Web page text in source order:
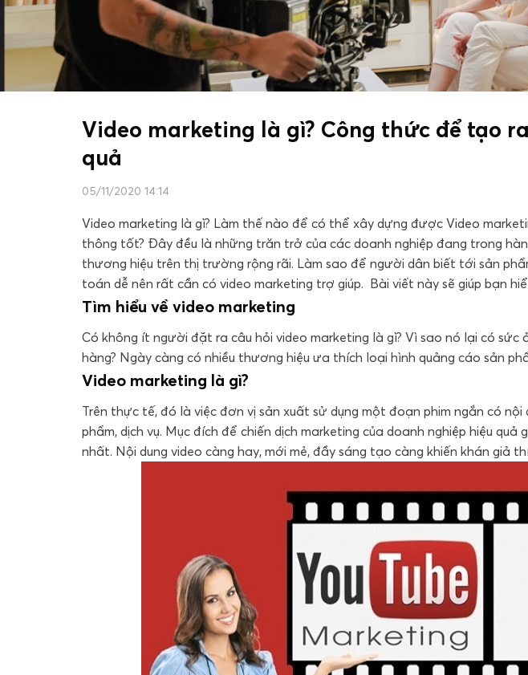
Video marketing là gì? Công thức để tạo
quả
05/11/2020 14:14
Video marketing là gì? Làm thế nào để có thể xây dựng được Video
thông tốt? Đây đều là những trăn trở của các doanh nghiệp đang trong
thương hiệu trên thị trường rộng rãi. Làm sao để người dân biết tới sản
toán dễ nên rất cần có video marketing trợ giúp. Bài viết này sẽ giúp bạn
Tìm hiểu về video marketing
Có không ít người đặt ra câu hỏi video marketing là gì? Vì sao nó lại có
hàng? Ngày càng có nhiều thương hiệu ưa thích loại hình quảng cáo sản
Video marketing là gì?
Trên thực tế, đó là việc đơn vị sản xuất sử dụng một đoạn phim ngắn có
phẩm, dịch vụ. Mục đích để chiến dịch marketing của doanh nghiệp hiệu
nhất. Nội dung video càng hay, mới mẻ, đầy sáng tạo càng khiến khán giả